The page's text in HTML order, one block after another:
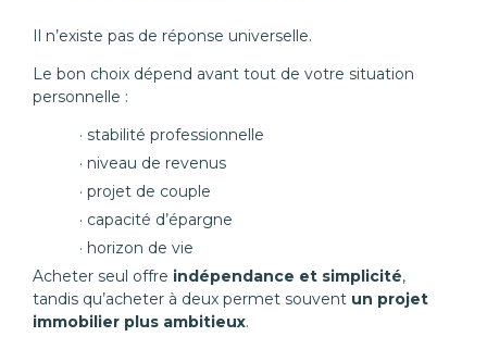
Il n’existe pas de réponse universelle.
Le bon choix dépend avant tout de votre situation
personnelle :
stabilité professionnelle
niveau de revenus
projet de couple
capacité d’épargne
horizon de vie
Acheter seul offre indépendance et simplicité,
tandis qu’acheter à deux permet souvent un projet
immobilier plus ambitieux.